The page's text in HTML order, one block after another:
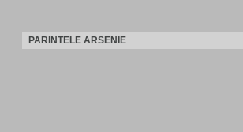
PARINTELE ARSENIE